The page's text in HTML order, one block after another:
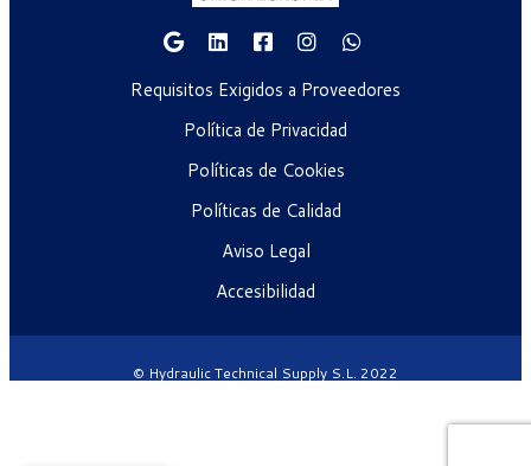
Requisitos Exigidos a Proveedores
Política de Privacidad
Políticas de Cookies
Políticas de Calidad
Aviso Legal
Accesibilidad
© Hydraulic Technical Supply S.L. 2022